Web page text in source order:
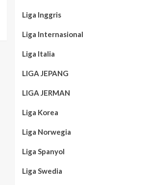
Liga Inggris
Liga Internasional
Liga Italia
LIGA JEPANG
LIGA JERMAN
Liga Korea
Liga Norwegia
Liga Spanyol
Liga Swedia